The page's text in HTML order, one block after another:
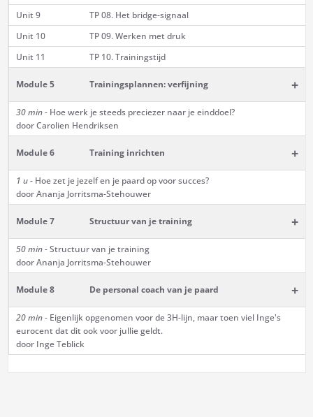
Unit 9
TP 08. Het bridge-signaal
Unit 10
TP 09. Werken met druk
Unit 11
TP 10. Trainingstijd
Module 5 Trainingsplannen: verfijning +
30 min -Hoe werk je steeds preciezer naar je einddoel?
door Carolien Hendriksen
Module 6 Training inrichten +
1 u -Hoe zet je jezelf en je paard op voor succes?
door Ananja Jorritsma-Stehouwer
Module 7 Structuur van je training +
50 min -Structuur van je training
door Ananja Jorritsma-Stehouwer
Module 8 De personal coach van je paard +
20 min -Eigenlijk opgenomen voor de 3H-lijn, maar toen viel Inge's
eurocent dat dit ook voor jullie geldt.
door Inge Teblick